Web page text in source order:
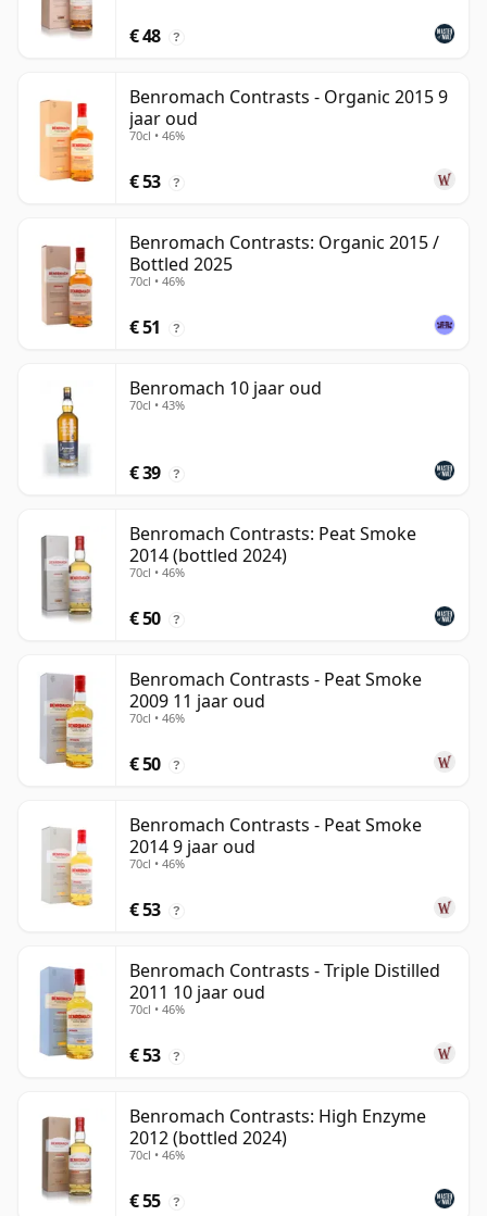
€ 48 ?
Benromach Contrasts - Organic 2015 9
jaar oud
70cl • 46%
€ 53 ?
Benromach Contrasts: Organic 2015 /
Bottled 2025
70cl • 46%
€ 51 ?
Benromach 10 jaar oud
70cl • 43%
€ 39 ?
Benromach Contrasts: Peat Smoke
2014 (bottled 2024)
70cl • 46%
€ 50 ?
Benromach Contrasts - Peat Smoke
2009 11 jaar oud
70cl • 46%
€ 50 ?
Benromach Contrasts - Peat Smoke
2014 9 jaar oud
70cl • 46%
€ 53 ?
Benromach Contrasts - Triple Distilled
2011 10 jaar oud
70cl • 46%
€ 53 ?
Benromach Contrasts: High Enzyme
2012 (bottled 2024)
70cl • 46%
€ 55 ?